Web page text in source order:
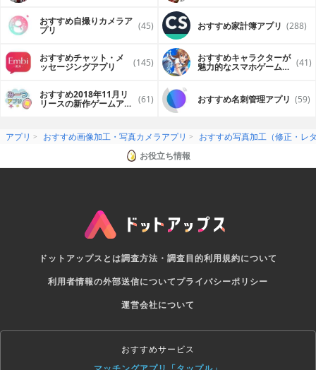
おすすめ自撮りカメラア
プリ (45) おすすめ家計簿アプリ (288)
おすすめチャット・メ
ッセージングアプリ (145) おすすめキャラクターが
魅力的なスマホゲームア (41)
おすすめ2018年11月リ
リースの新作ゲームアプ (61) おすすめ名刺管理アプリ (59)
アプリ おすすめ画像加工・写真カメラアプリ
おすすめ写真加工（修正・レ
お役立ち情報
ドットアップスとは調査方法・調査目的利用規約について
利用者情報の外部送信についてプライバシーポリシー
運営会社について
おすすめサービス